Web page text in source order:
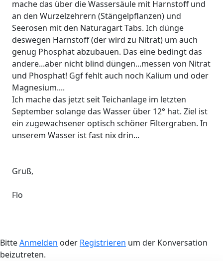
mache das über die Wassersäule mit Harnstoff und
an den Wurzelzehrern (Stängelpflanzen) und
Seerosen mit den Naturagart Tabs. Ich dünge
deswegen Harnstoff (der wird zu Nitrat) um auch
genug Phosphat abzubauen. Das eine bedingt das
andere...aber nicht blind düngen...messen von Nitrat
und Phosphat! Ggf fehlt auch noch Kalium und oder
Magnesium....
Ich mache das jetzt seit Teichanlage im letzten
September solange das Wasser über 12° hat. Ziel ist
ein zugewachsener optisch schöner Filtergraben. In
unserem Wasser ist fast nix drin...
Gruß,
Flo
BitteAnmelden oder Registrieren um der Konversation
beizutreten.